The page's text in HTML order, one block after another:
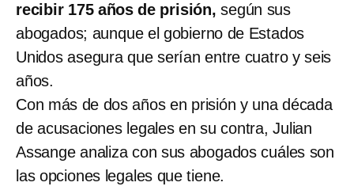
recibir 175 años de prisión, según sus
abogados; aunque el gobierno de Estados
Unidos asegura que serían entre cuatro y seis
años.
Con más de dos años en prisión y una década
de acusaciones legales en su contra, Julian
Assange analiza con sus abogados cuáles son
las opciones legales que tiene.